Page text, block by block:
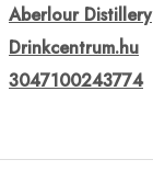
Aberlour Distillery
Drinkcentrum.hu
3047100243774